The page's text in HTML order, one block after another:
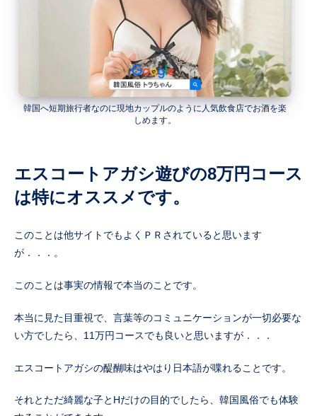
韓国へ短期旅行者なのに現地カップルのように人気飲食店でお酒を楽
しめます。
エスコートアガシ遊びの8万円コース
は特にオススメです。
このことは他サイトでもよくＰＲされていると思います
が．．．。
このことは事実の情報で本当のことです。
本当に見た目重視で、言葉等のコミュニケーションが一切必要な
い方でしたら、11万円コースでも良いと思いますが．．．
エスコートアガシの醍醐味はやはり日本語が喋れることです。
それとただ綺麗な子とHだけの目的でしたら、韓国風俗でも体験